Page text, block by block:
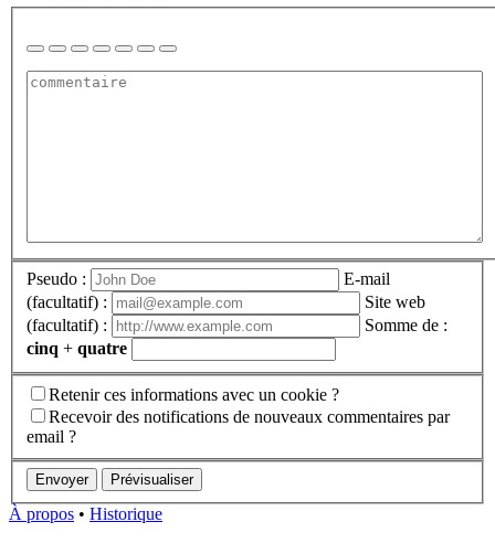
Pseudo :
E-mail
(facultatif) :
Site web
(facultatif) :
Somme de :
cinq + quatre
Retenir ces informations avec un cookie ?
Recevoir des notifications de nouveaux commentaires par
email ?
À propos • Historique